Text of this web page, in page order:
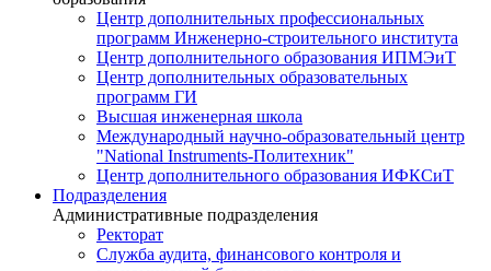
Центр дополнительных профессиональных
программ Инженерно-строительного института
Центр дополнительного образования ИПМЭиТ
Центр дополнительных образовательных
программ ГИ
Высшая инженерная школа
Международный научно-образовательный центр
"National Instruments-Политехник"
Центр дополнительного образования ИФКСиТ
Подразделения
Административные подразделения
Ректорат
Служба аудита, финансового контроля и